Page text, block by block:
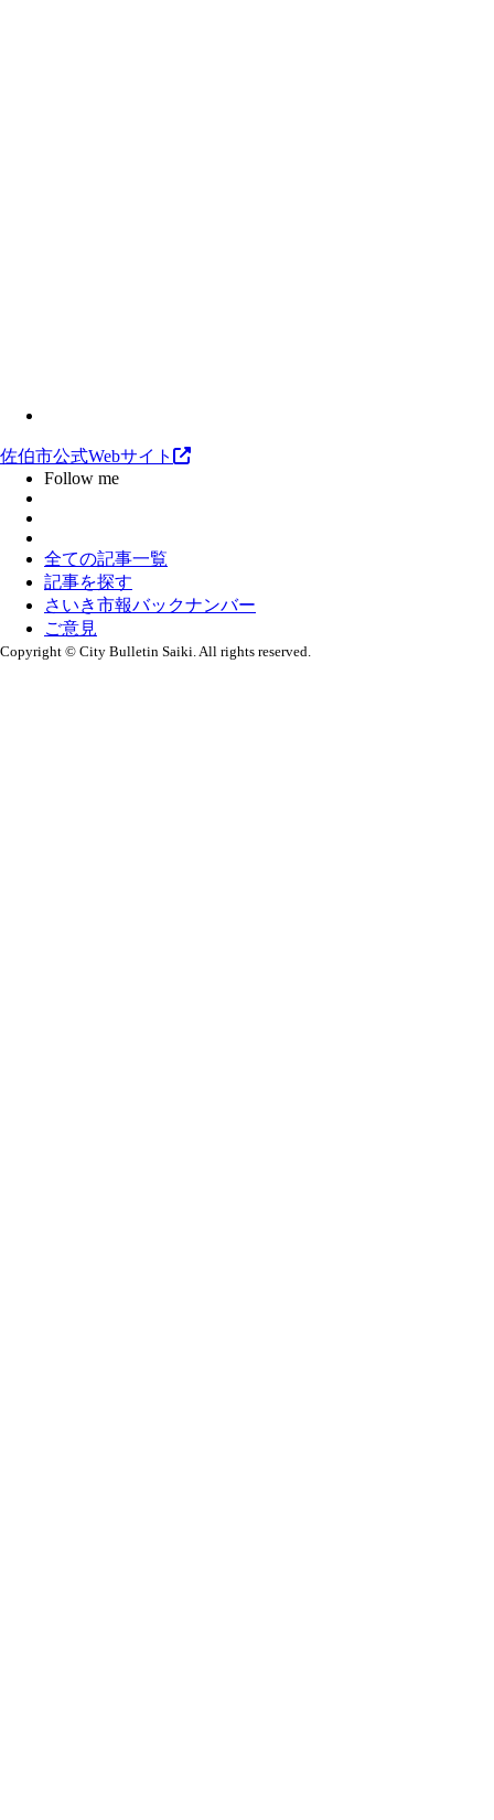
佐伯市公式Webサイト
Follow me
全ての記事一覧
記事を探す
さいき市報バックナンバー
ご意見
Copyright © City Bulletin Saiki. All rights reserved.